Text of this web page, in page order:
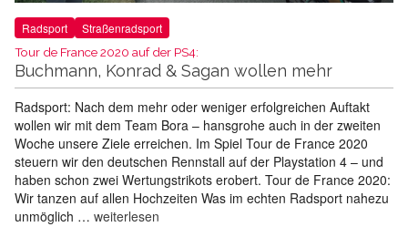
Radsport Straßenradsport
Tour de France 2020 auf der PS4:
Buchmann, Konrad & Sagan wollen mehr
Radsport: Nach dem mehr oder weniger erfolgreichen Auftakt
wollen wir mit dem Team Bora – hansgrohe auch in der zweiten
Woche unsere Ziele erreichen. Im Spiel Tour de France 2020
steuern wir den deutschen Rennstall auf der Playstation 4 – und
haben schon zwei Wertungstrikots erobert. Tour de France 2020:
Wir tanzen auf allen Hochzeiten Was im echten Radsport nahezu
unmöglich … weiterlesen